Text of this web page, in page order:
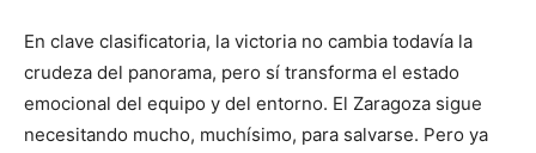
En clave clasificatoria, la victoria no cambia todavía la
crudeza del panorama, pero sí transforma el estado
emocional del equipo y del entorno. El Zaragoza sigue
necesitando mucho, muchísimo, para salvarse. Pero ya